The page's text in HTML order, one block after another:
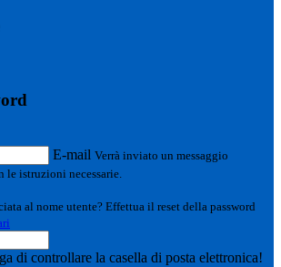
E-mail Verrà inviato un messaggio
istruzioni necessarie.
al nome utente? Effettua il reset della password
di controllare la casella di posta elettronica!